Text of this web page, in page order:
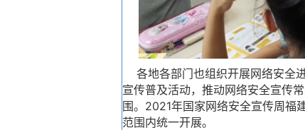
各地各部门也组织开展网络安全
宣传普及活动，推动网络安全宣传
围。2021年国家网络安全宣传周福
范围内统一开展。